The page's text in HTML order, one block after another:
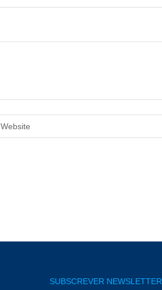
SUBSCREVER NEWSLETTER